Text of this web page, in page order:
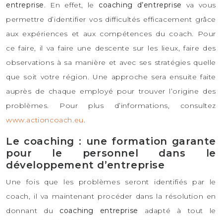
entreprise. En effet, le coaching d’entreprise va vous
permettre d’identifier vos difficultés efficacement grâce
aux expériences et aux compétences du coach. Pour
ce faire, il va faire une descente sur les lieux, faire des
observations à sa manière et avec ses stratégies quelle
que soit votre région. Une approche sera ensuite faite
auprès de chaque employé pour trouver l’origine des
problèmes. Pour plus d’informations, consultez
www.actioncoach.eu.
Le coaching : une formation garante
pour le personnel dans le
développement d’entreprise
Une fois que les problèmes seront identifiés par le
coach, il va maintenant procéder dans la résolution en
donnant du coaching entreprise adapté à tout le